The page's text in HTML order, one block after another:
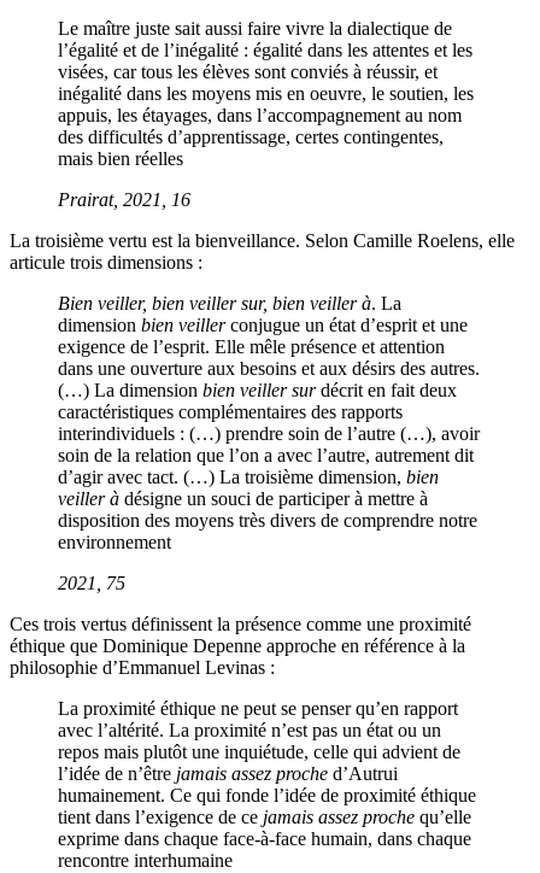
Le maître juste sait aussi faire vivre la dialectique de
l’égalité et de l’inégalité : égalité dans les attentes et les
visées, car tous les élèves sont conviés à réussir, et
inégalité dans les moyens mis en oeuvre, le soutien, les
appuis, les étayages, dans l’accompagnement au nom
des difficultés d’apprentissage, certes contingentes,
mais bien réelles
Prairat, 2021
16
La troisième vertu est la bienveillance. Selon Camille Roelens, elle
articule trois dimensions :
Bien veiller, bien veiller sur, bien veiller à. La
dimension bien veillerconjugue un état d’esprit et une
exigence de l’esprit. Elle mêle présence et attention
dans une ouverture aux besoins et aux désirs des autres.
(…) La dimension bien veiller surdécrit en fait deux
caractéristiques complémentaires des rapports
interindividuels : (…) prendre soin de l’autre (…), avoir
soin de la relation que l’on a avec l’autre, autrement dit
d’agir avec tact. (…) La troisième dimension, bien
veiller à désigne un souci de participer à mettre à
disposition des moyens très divers de comprendre notre
environnement
2021, 75
Ces trois vertus définissent la présence comme une proximité
éthique que Dominique Depenne approche en référence à la
philosophie d’Emmanuel Levinas :
La proximité éthique ne peut se penser qu’en rapport
avec l’altérité. La proximité n’est pas un état ou un
repos mais plutôt une inquiétude, celle qui advient de
l’idée de n’être jamais assez proche d’Autrui
humainement. Ce qui fonde l’idée de proximité éthique
tient dans l’exigence de ce jamais assez proche qu’elle
exprime dans chaque face-à-face humain, dans chaque
rencontre interhumaine